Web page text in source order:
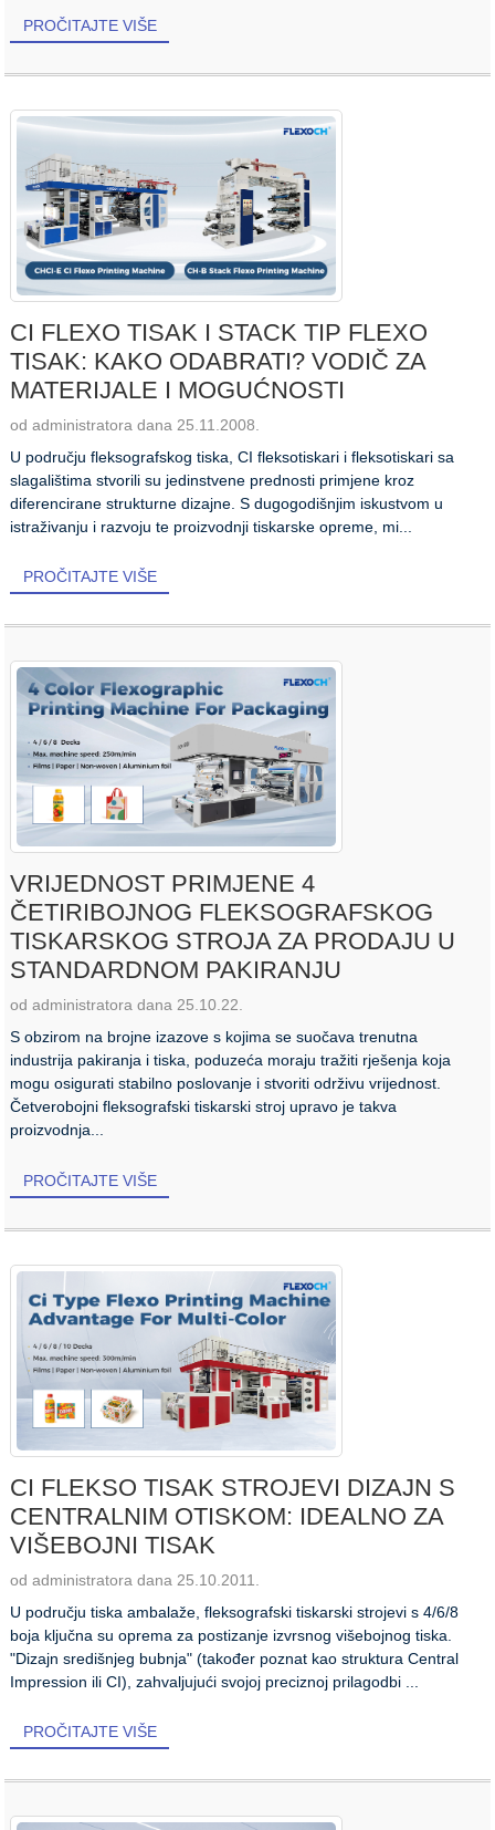
PROČITAJTE VIŠE
CI FLEXO TISAK I STACK TIP FLEXO
TISAK: KAKO ODABRATI? VODIČ ZA
MATERIJALE I MOGUĆNOSTI
od administratora dana 25.11.2008.
U području fleksografskog tiska, CI fleksotiskari i fleksotiskari sa
slagalištima stvorili su jedinstvene prednosti primjene kroz
diferencirane strukturne dizajne. S dugogodišnjim iskustvom u
istraživanju i razvoju te proizvodnji tiskarske opreme, mi...
PROČITAJTE VIŠE
VRIJEDNOST PRIMJENE 4
ČETIRIBOJNOG FLEKSOGRAFSKOG
TISKARSKOG STROJA ZA PRODAJU U
STANDARDNOM PAKIRANJU
od administratora dana 25.10.22.
S obzirom na brojne izazove s kojima se suočava trenutna
industrija pakiranja i tiska, poduzeća moraju tražiti rješenja koja
mogu osigurati stabilno poslovanje i stvoriti održivu vrijednost.
Četverobojni fleksografski tiskarski stroj upravo je takva
proizvodnja...
PROČITAJTE VIŠE
CI FLEKSO TISAK STROJEVI DIZAJN S
CENTRALNIM OTISKOM: IDEALNO ZA
VIŠEBOJNI TISAK
od administratora dana 25.10.2011.
U području tiska ambalaže, fleksografski tiskarski strojevi s 4/6/8
boja ključna su oprema za postizanje izvrsnog višebojnog tiska.
"Dizajn središnjeg bubnja" (također poznat kao struktura Central
Impression ili CI), zahvaljujući svojoj preciznoj prilagodbi ...
PROČITAJTE VIŠE